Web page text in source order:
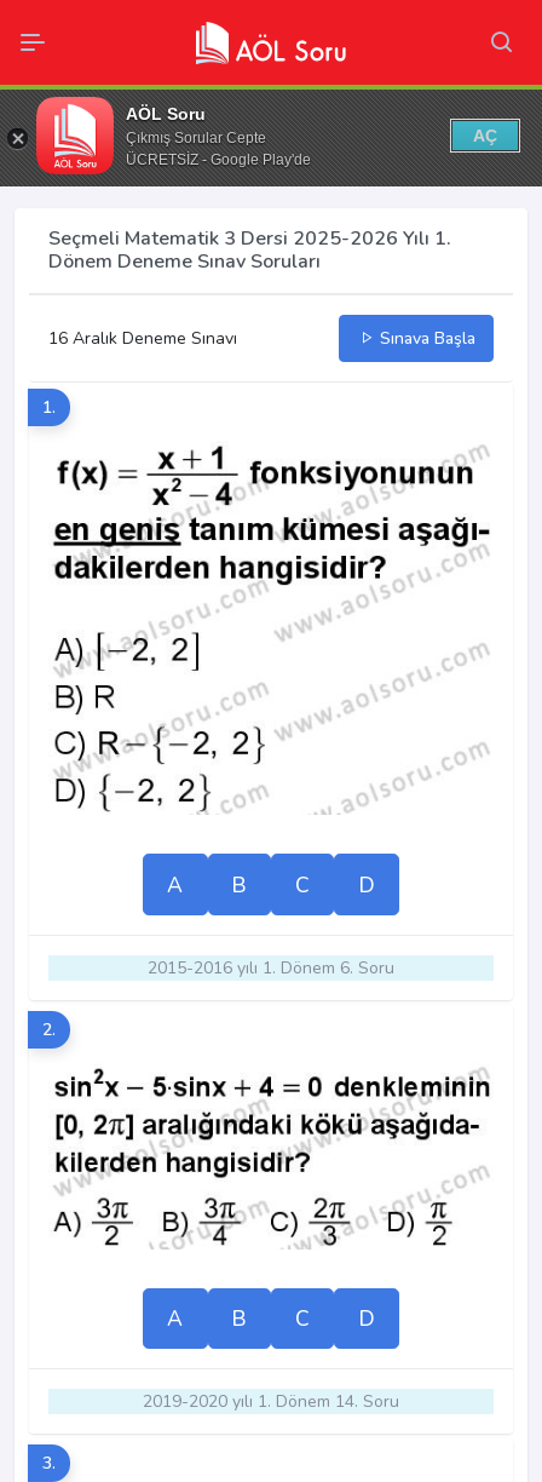
AÖL Soru
Çıkmış Sorular Cepte
ÜCRETSİZ - Google Play'de
AÇ
Seçmeli Matematik 3 Dersi 2025-2026 Yılı 1.
Dönem Deneme Sınav Soruları
16 Aralık Deneme Sınavı Sınava Başla
1.
A B C D
2015-2016 yılı 1. Dönem 6. Soru
2.
A B C D
2019-2020 yılı 1. Dönem 14. Soru
3.